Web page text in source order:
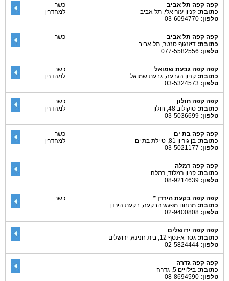
קפה קפה תל אביב
כתובת: קניון עזריאלי, תל אביב
טלפון:
כשר
למהדרין
קפה קפה תל אביב
כתובת: דיזנגוף סנטר, תל אביב
טלפון:
כשר
קפה קפה גבעת שמואל
כתובת: קניון הגבעה, גבעת שמואל
טלפון:
כשר
למהדרין
קפה קפה חולון
כתובת: סוקולוב 48, חולון
טלפון:
כשר
למהדרין
קפה קפה בת ים
כתובת: בן גוריון 81, טיילת בת ים
טלפון:
כשר
למהדרין
קפה קפה רמלה
כתובת: קניון רמלוד, רמלה
טלפון:
קפה קפה בקעת הירדן *
כתובת: מתחם מפגש הבקעה, בקעת הירדן
טלפון:
כשר
קפה קפה ירושלים
כתובת: גסר א-נסף 12, בית חנינא, ירושלים
טלפון:
קפה קפה גדרה
כתובת: ביל'ויים 5, גדרה
טלפון: